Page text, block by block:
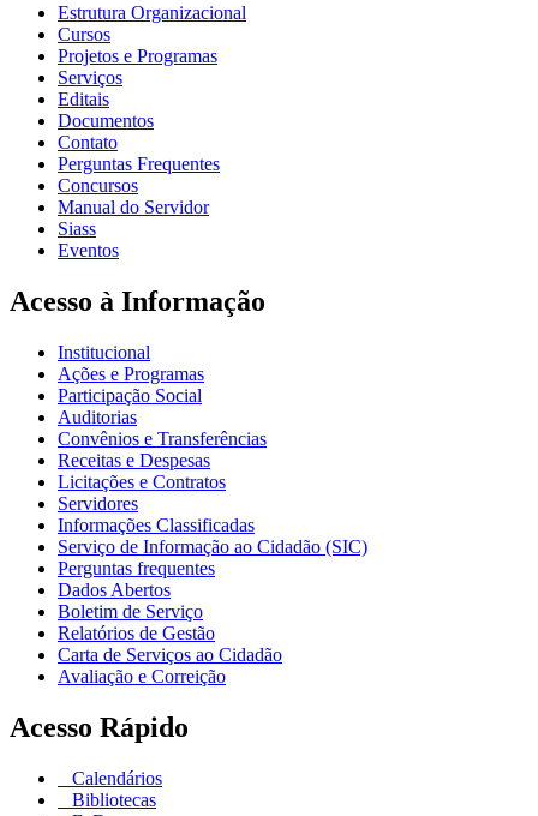
Estrutura Organizacional
Cursos
Projetos e Programas
Serviços
Editais
Documentos
Contato
Perguntas Frequentes
Concursos
Manual do Servidor
Siass
Eventos
Acesso à Informação
Institucional
Ações e Programas
Participação Social
Auditorias
Convênios e Transferências
Receitas e Despesas
Licitações e Contratos
Servidores
Informações Classificadas
Serviço de Informação ao Cidadão (SIC)
Perguntas frequentes
Dados Abertos
Boletim de Serviço
Relatórios de Gestão
Carta de Serviços ao Cidadão
Avaliação e Correição
Acesso Rápido
Calendários
Bibliotecas